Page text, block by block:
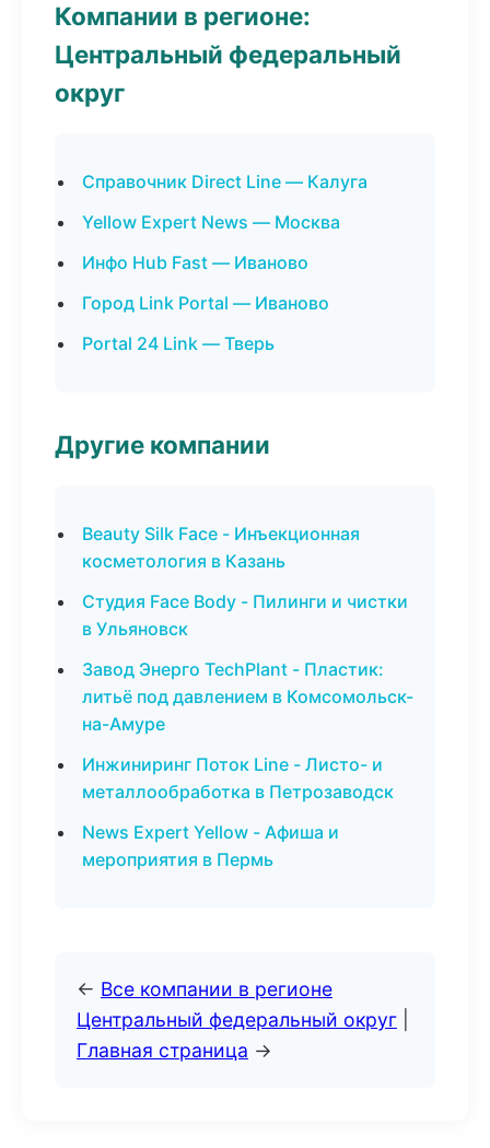
Компании в регионе:
Центральный федеральный
округ
Справочник Direct Line — Калуга
Yellow Expert News — Москва
Инфо Hub Fast — Иваново
Город Link Portal — Иваново
Portal 24 Link — Тверь
Другие компании
Beauty Silk Face - Инъекционная
косметология в Казань
Студия Face Body - Пилинги и чистки
в Ульяновск
Завод Энерго TechPlant - Пластик:
литьё под давлением в Комсомольск-
на-Амуре
Инжиниринг Поток Line - Листо- и
металлообработка в Петрозаводск
News Expert Yellow - Афиша и
мероприятия в Пермь
← Все компании в регионе
Центральный федеральный округ
Главная страница →